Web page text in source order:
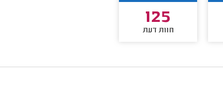
125
חוות דעת